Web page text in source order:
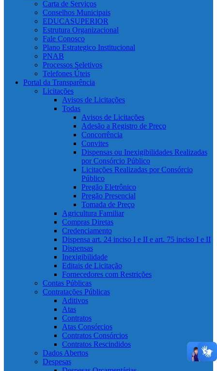
Carta de Serviços
Conselhos Municipais
EDUCASUPERIOR
Estrutura Organizacional
Fale Conosco
Plano Estrategico Institucional
PNAB
Processos Seletivos
Telefones Úteis
Portal da Transparência
Licitações
Avisos de Licitações
Todas
Avisos de Licitações
Adesão a Registro de Preço
Concorrência
Convites
Dispensas ou Inexigibilidades Realizadas
por Consórcio Público
Licitações Realizadas por Consórcio
Público
Pregão Eletrônico
Pregão Presencial
Tomada de Preço
Agricultura Familiar
Compras Diretas
Credenciamento
Dispensa art. 24 inciso I e II e art. 75 inciso I e II
Dispensas
Inexigibilidade
Editais de Licitação
Fornecedores com Restrições
Contas Públicas
Contratações Públicas
Aditivos
Atas
Contratos
Atas Consórcios
Contratos Consórcios
Contratos Rescindidos
Dados Abertos
Despesas